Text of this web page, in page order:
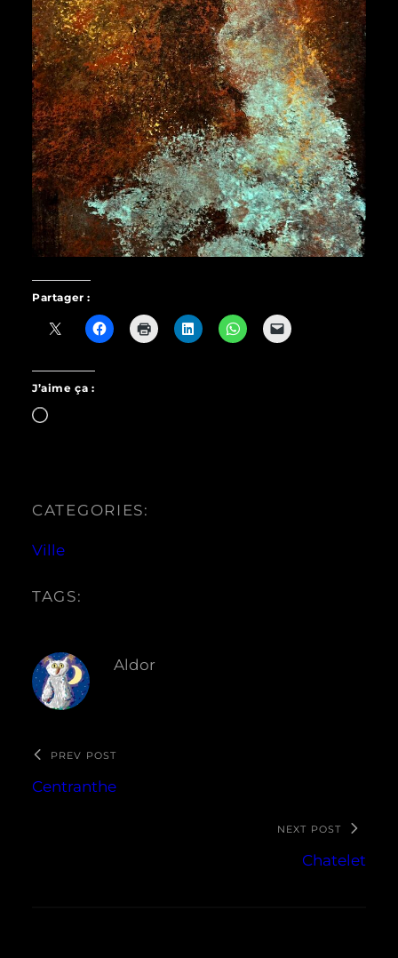
Partager :
J’aime ça :
Chargement…
CATEGORIES:
Ville
TAGS:
Aldor
PREV POST
Centranthe
NEXT POST
Chatelet